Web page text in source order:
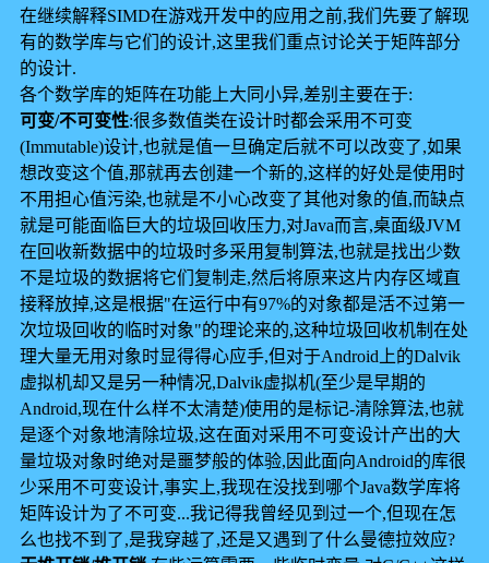
在继续解释SIMD在游戏开发中的应用之前,我们先要了解现
有的数学库与它们的设计,这里我们重点讨论关于矩阵部分
的设计.
各个数学库的矩阵在功能上大同小异,差别主要在于:
可变/不可变性:很多数值类在设计时都会采用不可变
(Immutable)设计,也就是值一旦确定后就不可以改变了,如果
想改变这个值,那就再去创建一个新的,这样的好处是使用时
不用担心值污染,也就是不小心改变了其他对象的值,而缺点
就是可能面临巨大的垃圾回收压力,对Java而言,桌面级JVM
在回收新数据中的垃圾时多采用复制算法,也就是找出少数
不是垃圾的数据将它们复制走,然后将原来这片内存区域直
接释放掉,这是根据"在运行中有97%的对象都是活不过第一
次垃圾回收的临时对象"的理论来的,这种垃圾回收机制在处
理大量无用对象时显得得心应手,但对于Android上的Dalvik
虚拟机却又是另一种情况,Dalvik虚拟机(至少是早期的
Android,现在什么样不太清楚)使用的是标记-清除算法,也就
是逐个对象地清除垃圾,这在面对采用不可变设计产出的大
量垃圾对象时绝对是噩梦般的体验,因此面向Android的库很
少采用不可变设计,事实上,我现在没找到哪个Java数学库将
矩阵设计为了不可变...我记得我曾经见到过一个,但现在怎
么也找不到了,是我穿越了,还是又遇到了什么曼德拉效应?